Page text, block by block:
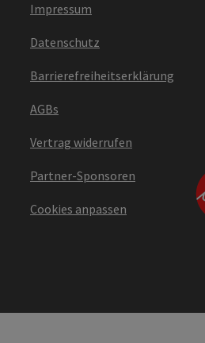
Impressum
Datenschutz
Barrierefreiheitserklärung
AGBs
Vertrag widerrufen
Partner-Sponsoren
Cookies anpassen